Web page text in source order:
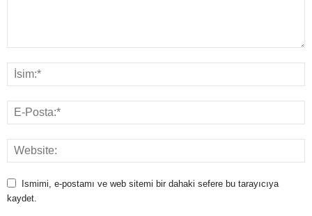
Ismimi, e-postamı ve web sitemi bir dahaki sefere bu tarayıcıya
kaydet.